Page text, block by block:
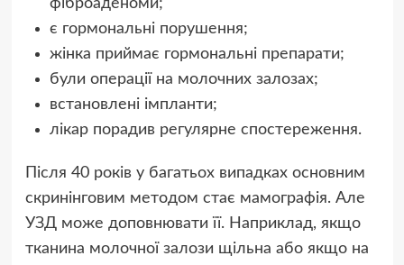
фіброаденоми;
є гормональні порушення;
жінка приймає гормональні препарати;
були операції на молочних залозах;
встановлені імпланти;
лікар порадив регулярне спостереження.
Після 40 років у багатьох випадках основним
скринінговим методом стає мамографія. Але
УЗД може доповнювати її. Наприклад, якщо
тканина молочної залози щільна або якщо на